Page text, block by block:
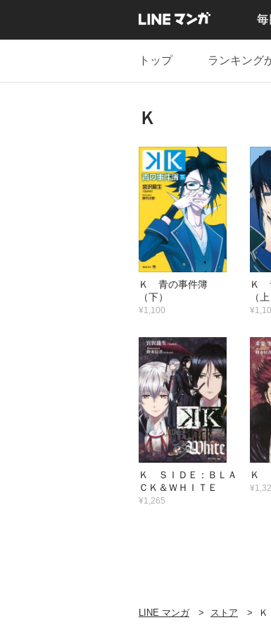
毎
トップ ランキング
Ｋ
Ｋ 青の事件簿
（下）
¥1,100
Ｋ
（上
Ｋ ＳＩＤＥ：ＢＬＡ
ＣＫ＆ＷＨＩＴＥ
¥1,265
Ｋ
LINE マンガ ストア Ｋ